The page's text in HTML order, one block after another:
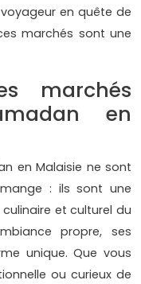
en quête de
marchés sont une
marchés
en
en Malaisie ne sont
: ils sont une
et culturel du
propre, ses
unique. Que vous
ou curieux de